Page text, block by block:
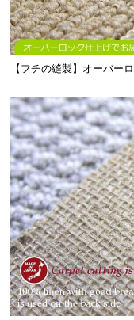
【フチの縫製】オーバー